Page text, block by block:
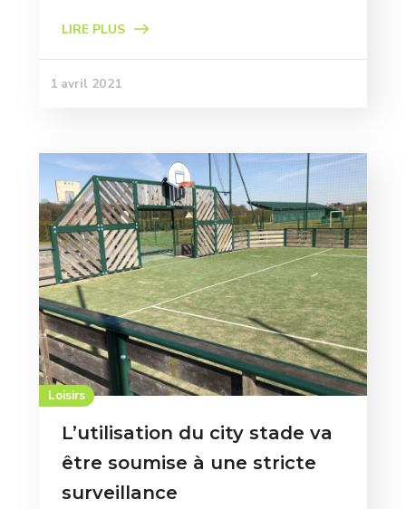
LIRE PLUS
1 avril 2021
Loisirs
L’utilisation du city stade va
être soumise à une stricte
surveillance